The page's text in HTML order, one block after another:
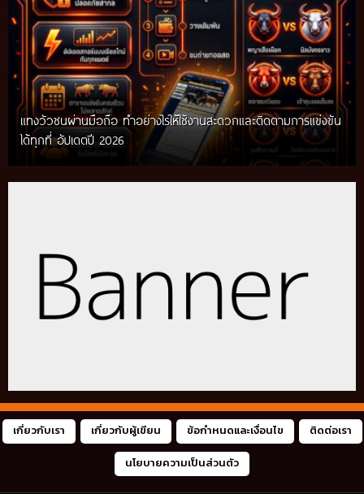
แทงวัวชนผ่านมือถือ ทำอย่างไรให้ใช้งานสะดวกและติดตามการแข่งขัน
ได้ทุกที่ อัปเดตปี 2026
เกี่ยวกับเรา เกี่ยวกับผู้เขียน ข้อกำหนดและเงื่อนไข ติดต่อเรา
นโยบายความเป็นส่วนตัว